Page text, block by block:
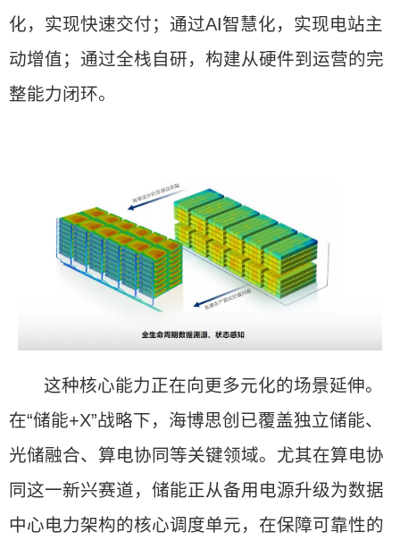
化，实现快速交付；通过AI智慧化，实现电站主
动增值；通过全栈自研，构建从硬件到运营的完
整能力闭环。
这种核心能力正在向更多元化的场景延伸。
在“储能+X”战略下，海博思创已覆盖独立储能、
光储融合、算电协同等关键领域。尤其在算电协
同这一新兴赛道，储能正从备用电源升级为数据
中心电力架构的核心调度单元，在保障可靠性的